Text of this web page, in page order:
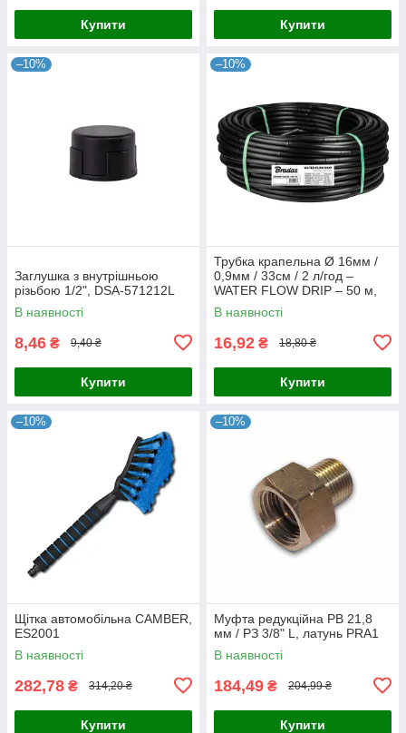
Купити Купити
–10%
Заглушка з внутрішньою
різьбою 1/2", DSA-571212L
В наявності
8,46 ₴ 9,40 ₴
Купити
–10%
Трубка крапельна Ø 16мм /
0,9мм / 33см / 2 л/год –
WATER FLOW DRIP – 50 м,
DSWWF160933-200-50
В наявності
16,92 ₴ 18,80 ₴
Купити
–10%
Щітка автомобільна CAMBER,
ES2001
В наявності
282,78 ₴ 314,20 ₴
Купити
–10%
Муфта редукційна РВ 21,8
мм / РЗ 3/8" L, латунь PRA1
В наявності
184,49 ₴ 204,99 ₴
Купити